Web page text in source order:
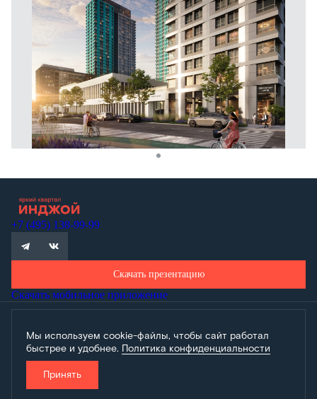
+7 (495) 138-99-99
Скачать презентацию
Скачать мобильное приложение
Политика обработки персональных данных
Обращаем внимание, что настоящий материал носит исключительно
информационный характер и не является публичной офертой, определяемой
положениями статьи 437 Гражданского кодекса РФ.
Разработано
Мы используем cookie-файлы, чтобы сайт работал
быстрее и удобнее. Политика конфиденциальности
Принять